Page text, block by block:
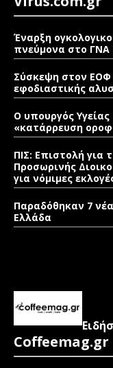
Έναρξη
πνεύμονα στο ΓΝΑ
Σύσκεψη στον ΕΟΦ
εφοδιαστικής
Ο υπουργός
«κατάρρευση
ΠΙΣ: Επιστολή για
Προσωρινής
για νόμιμες
Παραδόθηκαν 7
Ελλάδα
Coffeemag.gr